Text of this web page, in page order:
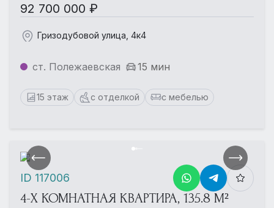
92 700 000 ₽
Гризодубовой улица, 4к4
ст. Полежаевская 15 мин
15 этаж с отделкой с мебелью
4-Х КОМНАТНАЯ КВАРТИРА, 135.8 М²
ID 117006